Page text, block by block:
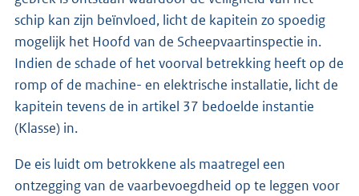
schip kan zijn beïnvloed, licht de kapitein zo spoedig
mogelijk het Hoofd van de Scheepvaartinspectie in.
Indien de schade of het voorval betrekking heeft op de
romp of de machine- en elektrische installatie, licht de
kapitein tevens de in artikel 37 bedoelde instantie
(Klasse) in.
De eis luidt om betrokkene als maatregel een
ontzegging van de vaarbevoegdheid op te leggen voor